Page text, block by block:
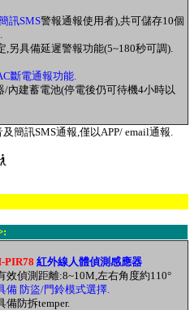
訊SMS警報通報使用者),共可儲存10個
.
,另具備延遲警報功能(5~180秒可調).
斷電通報功能.
內建蓄電池(停電後仍可待機4小時以
簡訊SMS通報,僅以APP/ email通報.
PIR78 紅外線人體偵測感應器
效偵測距離:8~10M,左右角度約110°
備 防盜/門鈴模式選擇.
備防拆temper.